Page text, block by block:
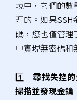
境中，它們的數
理的。如果SSH
碼，您也僅管理
中實現無密碼和
1️⃣ 尋找失控
掃描並發現金鑰